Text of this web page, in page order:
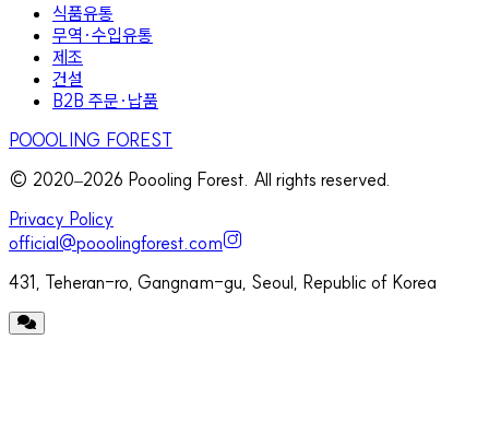
식품유통
무역·수입유통
제조
건설
B2B 주문·납품
POOOLING FOREST
© 2020–2026 Poooling Forest. All rights reserved.
Privacy Policy
official@pooolingforest.com
431, Teheran-ro, Gangnam-gu, Seoul, Republic of Korea